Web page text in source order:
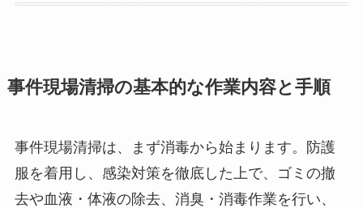
事件現場清掃の基本的な作業内容と手順
事件現場清掃は、まず消毒から始まります。防護
服を着用し、感染対策を徹底した上で、ゴミの撤
去や血液・体液の除去、消臭・消毒作業を行い、